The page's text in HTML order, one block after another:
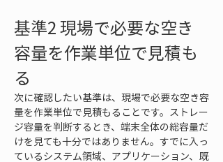
基準2 現場で必要な空き
容量を作業単位で見積も
る
次に確認したい基準は、現場で必要な空き容
量を作業単位で見積もることです。ストレー
ジ容量を判断するとき、端末全体の総容量だ
けを見ても十分ではありません。すでに入っ
ているシステム領域、アプリケーション、既